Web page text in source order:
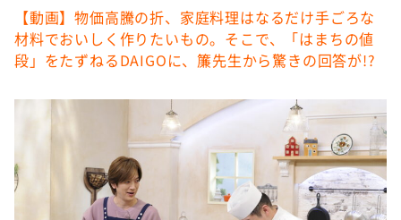
【動画】物価高騰の折、家庭料理はなるだけ手ごろな
材料でおいしく作りたいもの。そこで、「はまちの値
段」をたずねるDAIGOに、簾先生から驚きの回答が!?